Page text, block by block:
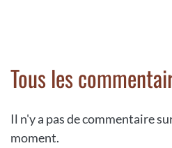
Tous les
Il n'y a pas de commentaire
moment.